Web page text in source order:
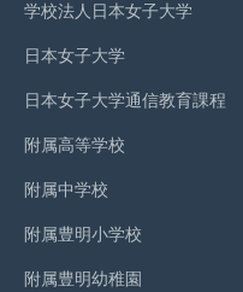
学校法人日本女子大学
日本女子大学
日本女子大学通信教育課程
附属高等学校
附属中学校
附属豊明小学校
附属豊明幼稚園